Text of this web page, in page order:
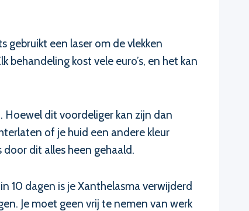
gebruikt een laser om de vlekken
kost vele euro’s, en het kan
Hoewel dit voordeliger kan zijn dan
of je huid een andere kleur
dit alles heen gehaald.
10 dagen is je Xanthelasma verwijderd
Je moet geen vrij te nemen van werk